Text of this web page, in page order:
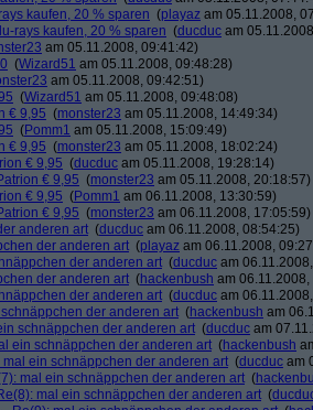
kaufen, 20 % sparen (playaz am 05.11.2008,
rays kaufen, 20 % sparen (ducduc am
am 05.11.2008, 09:41:42)
(Wizard51 am 05.11.2008, 09:48:28)
am 05.11.2008, 09:42:51)
(Wizard51 am 05.11.2008, 09:48:08)
€ 9,95 (monster23 am 05.11.2008, 14:49:34)
(Pomm1 am 05.11.2008, 15:09:49)
€ 9,95 (monster23 am 05.11.2008, 18:02:24)
€ 9,95 (ducduc am 05.11.2008, 19:28:14)
€ 9,95 (monster23 am 05.11.2008, 20:18:57)
€ 9,95 (Pomm1 am 06.11.2008, 13:30:59)
€ 9,95 (monster23 am 06.11.2008, 17:05:59)
anderen art (ducduc am 06.11.2008, 08:54:25)
der anderen art (playaz am 06.11.2008,
der anderen art (ducduc am
der anderen art (hackenbush am
der anderen art (ducduc am
der anderen art (hackenbush am
schnäppchen der anderen art (ducduc am
ein schnäppchen der anderen art (hackenbush
mal ein schnäppchen der anderen art (ducduc am
mal ein schnäppchen der anderen art (
mal ein schnäppchen der anderen art (